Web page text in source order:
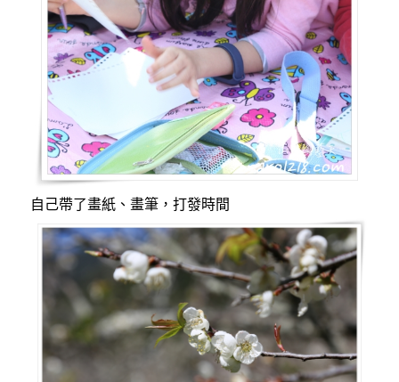
自己帶了畫紙、畫筆，打發時間